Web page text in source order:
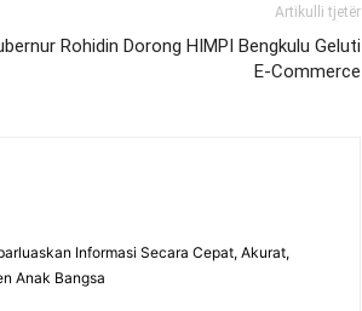
Artikulli tjetër
Rohidin Dorong HIMPI Bengkulu Geluti
E-Commerce
Informasi Secara Cepat, Akurat,
Anak Bangsa